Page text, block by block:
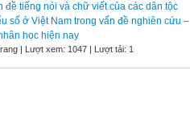
đề tiếng nói và chữ viết của các dân tộc
số ở Việt Nam trong vấn đề nghiên cứu –
học hiện nay
| Lượt xem: 1047 | Lượt tải: 1